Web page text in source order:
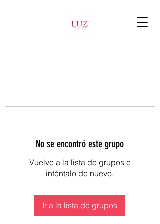
No se encontró este grupo
Vuelve a la lista de grupos e
inténtalo de nuevo.
Ir a la lista de grupos